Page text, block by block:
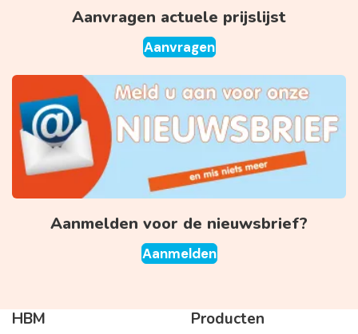
Aanvragen actuele prijslijst
Aanvragen
Aanmelden voor de nieuwsbrief?
Aanmelden
HBM Producten